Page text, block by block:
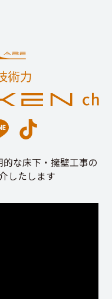
な床下・擁壁工事の
したします